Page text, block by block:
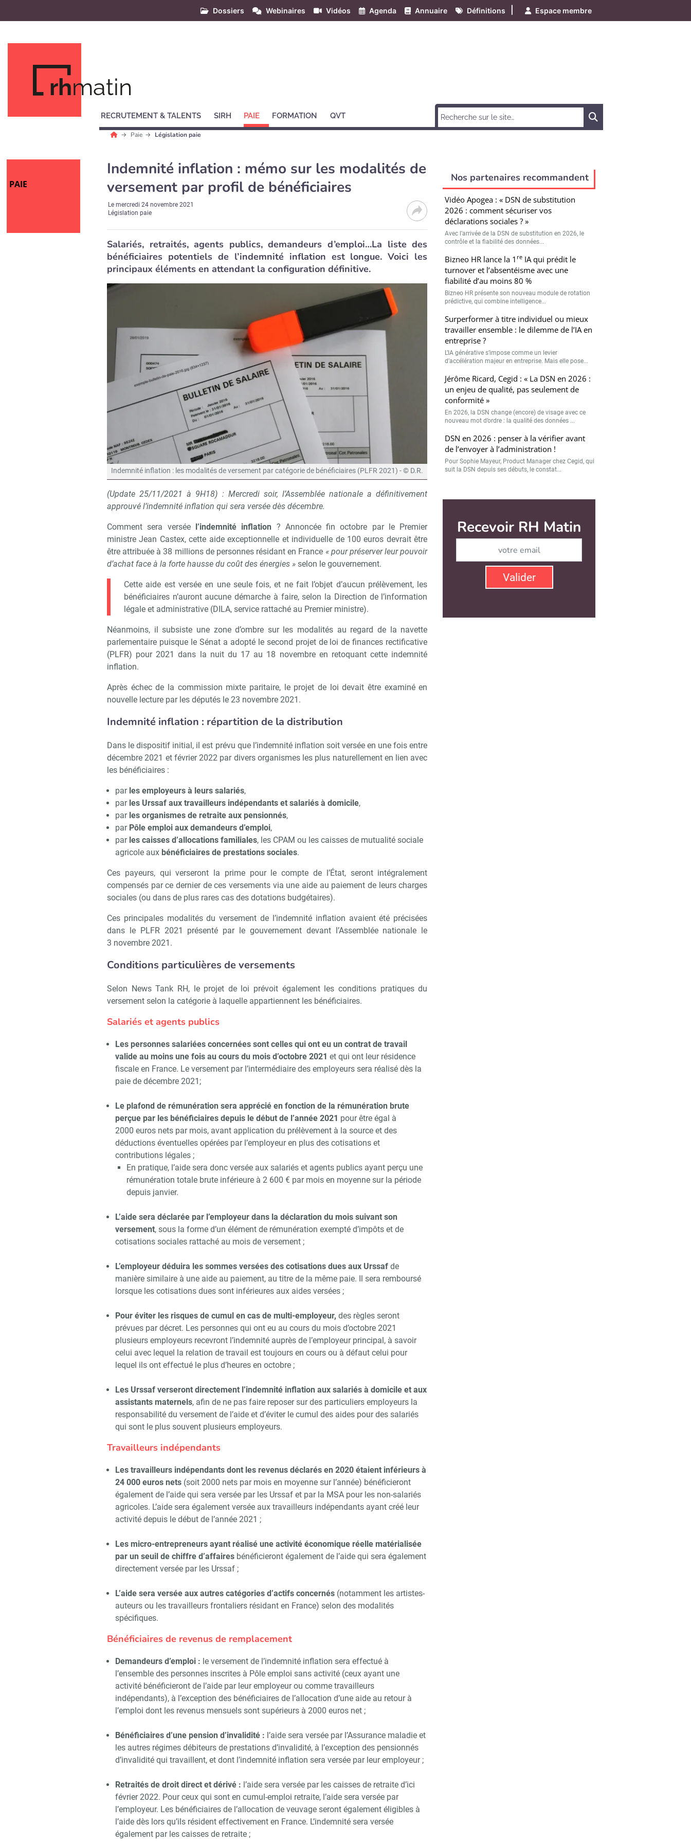
Dossiers Webinaires Vidéos Agenda Annuaire Définitions Espace membre
rhmatin
RECRUTEMENT & TALENTS SIRH PAIE FORMATION QVT
Paie Législation paie
PAIE
Indemnité inflation : mémo sur les modalités de
versement par profil de bénéficiaires
Lemercredi 24 novembre 2021
Législation paie
Salariés, retraités, agents publics, demandeurs d’emploi…La liste des
bénéficiaires potentiels de l’indemnité inflation est longue. Voici les
principaux éléments en attendant la configuration définitive.
Indemnité inflation : les modalités de versement par catégorie de bénéficiaires (PLFR 2021) - © D.R.
(Update 25/11/2021 à 9H18) : Mercredi soir, l’Assemblée nationale a définitivement
approuvé l’indemnité inflation qui sera versée dès décembre.
Comment sera versée l’indemnité inflation ? Annoncée fin octobre par le Premier
ministre Jean Castex, cette aide exceptionnelle et individuelle de 100 euros devrait être
être attribuée à 38 millions de personnes résidant en France « pour préserver leur pouvoir
d’achat face à la forte hausse du coût des énergies » selon le gouvernement.
Cette aide est versée en une seule fois, et ne fait l’objet d’aucun prélèvement, les
bénéficiaires n’auront aucune démarche à faire, selon la Direction de l’information
légale et administrative (DILA, service rattaché au Premier ministre).
Néanmoins, il subsiste une zone d’ombre sur les modalités au regard de la navette
parlementaire puisque le Sénat a adopté le second projet de loi de finances rectificative
(PLFR) pour 2021 dans la nuit du 17 au 18 novembre en retoquant cette indemnité
inflation.
Après échec de la commission mixte paritaire, le projet de loi devait être examiné en
nouvelle lecture par les députés le 23 novembre 2021.
Indemnité inflation : répartition de la distribution
Dans le dispositif initial, il est prévu que l’indemnité inflation soit versée en une fois entre
décembre 2021 et février 2022 par divers organismes les plus naturellement en lien avec
les bénéficiaires :
par les employeurs à leurs salariés,
par les Urssaf aux travailleurs indépendants et salariés à domicile,
par les organismes de retraite aux pensionnés,
par Pôle emploi aux demandeurs d’emploi,
par les caisses d’allocations familiales, les CPAM ou les caisses de mutualité sociale
agricole aux bénéficiaires de prestations sociales.
Ces payeurs, qui verseront la prime pour le compte de l’État, seront intégralement
compensés par ce dernier de ces versements via une aide au paiement de leurs charges
sociales (ou dans de plus rares cas des dotations budgétaires).
Ces principales modalités du versement de l’indemnité inflation avaient été précisées
dans le PLFR 2021 présenté par le gouvernement devant l’Assemblée nationale le
3 novembre 2021.
Conditions particulières de versements
Selon News Tank RH, le projet de loi prévoit également les conditions pratiques du
versement selon la catégorie à laquelle appartiennent les bénéficiaires.
Salariés et agents publics
Les personnes salariées concernées sont celles qui ont eu un contrat de travail
valide au moins une fois au cours du mois d’octobre 2021 et qui ont leur résidence
fiscale en France. Le versement par l’intermédiaire des employeurs sera réalisé dès la
paie de décembre 2021;
Le plafond de rémunération sera apprécié en fonction de la rémunération brute
perçue par les bénéficiaires depuis le début de l’année 2021 pour être égal à
2000 euros nets par mois, avant application du prélèvement à la source et des
déductions éventuelles opérées par l’employeur en plus des cotisations et
contributions légales ;
En pratique, l’aide sera donc versée aux salariés et agents publics ayant perçu une
rémunération totale brute inférieure à 2 600 € par mois en moyenne sur la période
depuis janvier.
L’aide sera déclarée par l’employeur dans la déclaration du mois suivant son
versement, sous la forme d’un élément de rémunération exempté d’impôts et de
cotisations sociales rattaché au mois de versement ;
L’employeur déduira les sommes versées des cotisations dues aux Urssaf de
manière similaire à une aide au paiement, au titre de la même paie. Il sera remboursé
lorsque les cotisations dues sont inférieures aux aides versées ;
Pour éviter les risques de cumul en cas de multi-employeur, des règles seront
prévues par décret. Les personnes qui ont eu au cours du mois d’octobre 2021
plusieurs employeurs recevront l’indemnité auprès de l’employeur principal, à savoir
celui avec lequel la relation de travail est toujours en cours ou à défaut celui pour
lequel ils ont effectué le plus d’heures en octobre ;
Les Urssaf verseront directement l’indemnité inflation aux salariés à domicile et aux
assistants maternels, afin de ne pas faire reposer sur des particuliers employeurs la
responsabilité du versement de l’aide et d’éviter le cumul des aides pour des salariés
qui sont le plus souvent plusieurs employeurs.
Travailleurs indépendants
Les travailleurs indépendants dont les revenus déclarés en 2020 étaient inférieurs à
24 000 euros nets(soit 2000 nets par mois en moyenne sur l’année) bénéficieront
également de l’aide qui sera versée par les Urssaf et par la MSA pour les non-salariés
agricoles. L’aide sera également versée aux travailleurs indépendants ayant créé leur
activité depuis le début de l’année 2021 ;
Les micro-entrepreneurs ayant réalisé une activité économique réelle matérialisée
par un seuil de chiffre d’affairesbénéficieront également de l’aide qui sera également
directement versée par les Urssaf ;
L’aide sera versée aux autres catégories d’actifs concernés(notamment les artistes-
auteurs ou les travailleurs frontaliers résidant en France) selon des modalités
spécifiques.
Bénéficiaires de revenus de remplacement
Demandeurs d’emploi : le versement de l’indemnité inflation sera effectué à
l’ensemble des personnes inscrites à Pôle emploi sans activité (ceux ayant une
activité bénéficieront de l’aide par leur employeur ou comme travailleurs
indépendants), à l’exception des bénéficiaires de l’allocation d’une aide au retour à
l’emploi dont les revenus mensuels sont supérieurs à 2000 euros net ;
Bénéficiaires d’une pension d’invalidité : l’aide sera versée par l’Assurance maladie et
les autres régimes débiteurs de prestations d’invalidité, à l’exception des pensionnés
d’invalidité qui travaillent, et dont l’indemnité inflation sera versée par leur employeur ;
Retraités de droit direct et dérivé : l’aide sera versée par les caisses de retraite d’ici
février 2022. Pour ceux qui sont en cumul-emploi retraite, l’aide sera versée par
l’employeur. Les bénéficiaires de l’allocation de veuvage seront également éligibles à
l’aide dès lors qu’ils résident effectivement en France. L’indemnité sera versée
également par les caisses de retraite ;
Nos partenaires recommandent
Vidéo Apogea : « DSN de substitution
2026 : comment sécuriser vos
déclarations sociales ? »
Avec l’arrivée de la DSN de substitution en 2026, le
contrôle et la fiabilité des données...
Bizneo HR lance la 1 reIA qui prédit le
turnover et l’absentéisme avec une
fiabilité d’au moins 80 %
Bizneo HR présente son nouveau module de rotation
prédictive, qui combine intelligence...
Surperformer à titre individuel ou mieux
travailler ensemble : le dilemme de l’IA en
entreprise ?
L’IA générative s’impose comme un levier
d’accélération majeur en entreprise. Mais elle pose...
Jérôme Ricard, Cegid : « La DSN en 2026 :
un enjeu de qualité, pas seulement de
conformité »
En 2026, la DSN change (encore) de visage avec ce
nouveau mot d’ordre : la qualité des données ...
DSN en 2026 : penser à la vérifier avant
de l’envoyer à l’administration !
Pour Sophie Mayeur, Product Manager chez Cegid, qui
suit la DSN depuis ses débuts, le constat...
Recevoir RH Matin Abonnez-vous à notre newsletter
Non merci, je reçois déjà ! Je déciderai plus tard